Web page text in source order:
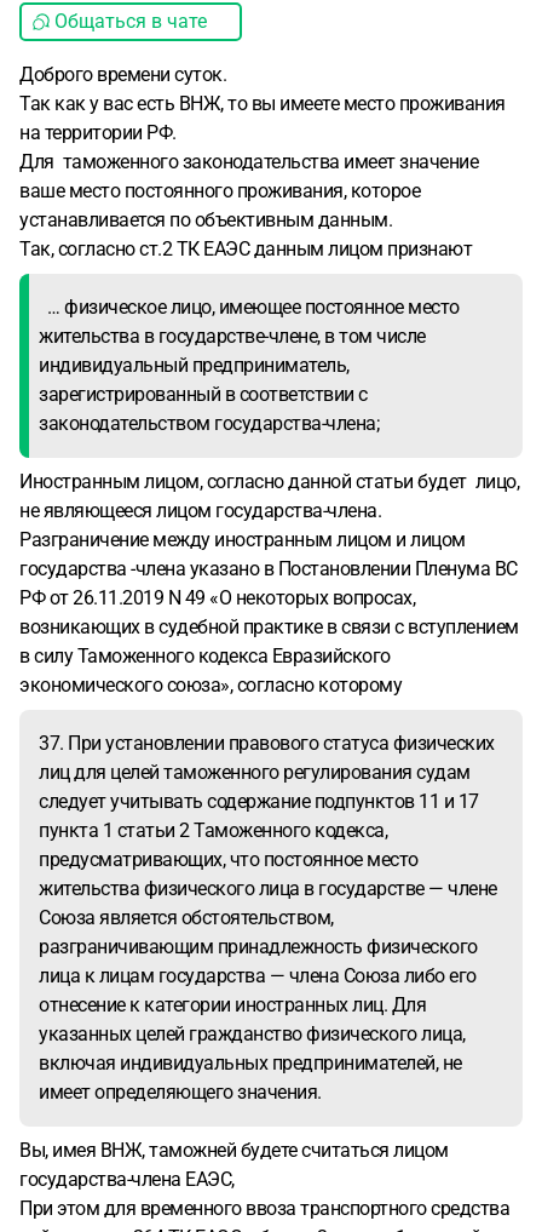
Общаться в чате
Доброго времени суток.
Так как у вас есть ВНЖ, то вы имеете место проживания
на территории РФ.
Для таможенного законодательства имеет значение
ваше место постоянного проживания, которое
устанавливается по объективным данным.
Так, согласно ст.2 ТК ЕАЭС данным лицом признают
… физическое лицо, имеющее постоянное место
жительства в государстве-члене, в том числе
индивидуальный предприниматель,
зарегистрированный в соответствии с
законодательством государства-члена;
Иностранным лицом, согласно данной статьи будет лицо,
не являющееся лицом государства-члена.
Разграничение между иностранным лицом и лицом
государства -члена указано в Постановлении Пленума ВС
РФ от 26.11.2019 N 49 «О некоторых вопросах,
возникающих в судебной практике в связи с вступлением
в силу Таможенного кодекса Евразийского
экономического союза», согласно которому
37. При установлении правового статуса физических
лиц для целей таможенного регулирования судам
следует учитывать содержание подпунктов 11 и 17
пункта 1 статьи 2 Таможенного кодекса,
предусматривающих, что постоянное место
жительства физического лица в государстве — члене
Союза является обстоятельством,
разграничивающим принадлежность физического
лица к лицам государства — члена Союза либо его
отнесение к категории иностранных лиц. Для
указанных целей гражданство физического лица,
включая индивидуальных предпринимателей, не
имеет определяющего значения.
Вы, имея ВНЖ, таможней будете считаться лицом
государства-члена ЕАЭС,
При этом для временного ввоза транспортного средства